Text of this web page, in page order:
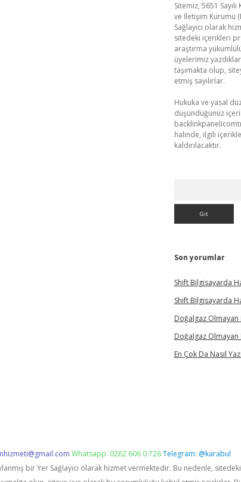
Sitemiz, 5651
ve İletişim Kurumu
Sağlayıcı olarak
sitedeki içerikleri
araştırma
üyelerimiz
taşımakta olup,
etmiş sayılırlar.
Hukuka ve yasal
düşündüğünüz
halinde, ilgili
kaldırılacaktır.
Son yorumlar
Shift Bilgisayarda
Shift Bilgisayarda
Doğalgaz Olmayan
Doğalgaz Olmayan
En Çok Da Nasıl
Whatsapp: 0262 606 0 726Telegram: @karabul
bir Yer Sağlayıcı olarak hizmet vermektedir. Bu nedenle,